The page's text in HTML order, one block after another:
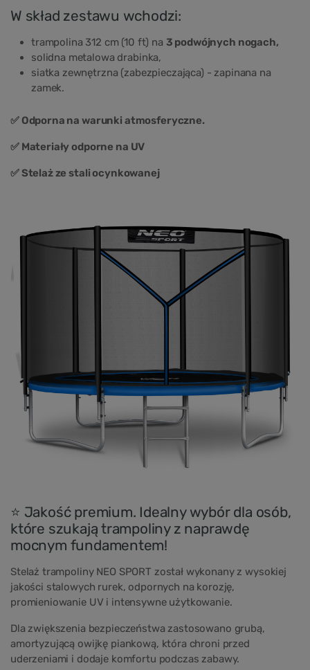
W skład zestawu wchodzi:
trampolina 312 cm (10 ft) na 3 podwójnych nogach,
solidna metalowa drabinka,
siatka zewnętrzna (zabezpieczająca) - zapinana na
zamek.
✅ Odporna na warunki atmosferyczne.
✅ Materiały odporne na UV
✅ Stelaż ze stali ocynkowanej
⭐ Jakość premium. Idealny wybór dla osób,
które szukają trampoliny z naprawdę
mocnym fundamentem!
Stelaż trampoliny NEO SPORT został wykonany z wysokiej
jakości stalowych rurek, odpornych na korozję,
promieniowanie UV i intensywne użytkowanie.
Dla zwiększenia bezpieczeństwa zastosowano grubą,
amortyzującą owijkę piankową, która chroni przed
uderzeniami i dodaje komfortu podczas zabawy.